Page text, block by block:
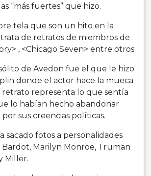
“más fuertes” que hizo.
tela que son un hito en la
de retratos de miembros de
, <Chicago Seven> entre otros.
de Avedon fue el que le hizo
donde el actor hace la mueca
retrato representa lo que sentía
lo habían hecho abandonar
sus creencias políticas.
sacado fotos a personalidades
Marilyn Monroe, Truman
Miller.